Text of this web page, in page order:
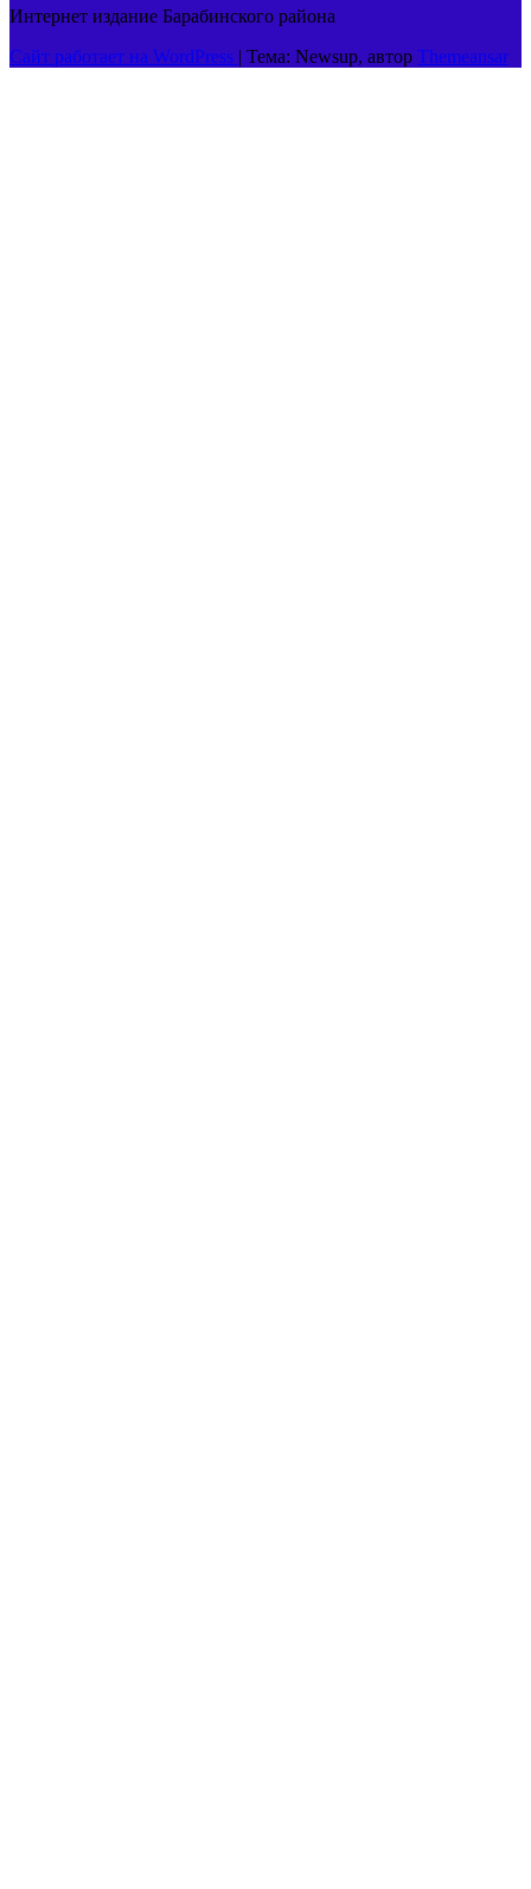
Интернет издание Барабинского района
Сайт работает на WordPress | Тема: Newsup, автор Themeansar